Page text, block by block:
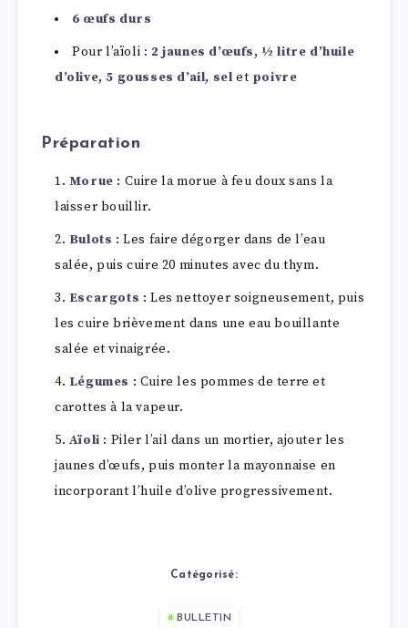
6 œufs durs
Pour l’aïoli : 2 jaunes d’œufs, ½ litre d’huile
d’olive, 5 gousses d’ail, sel et poivre
Préparation
Morue : Cuire la morue à feu doux sans la
laisser bouillir.
Bulots : Les faire dégorger dans de l’eau
salée, puis cuire 20 minutes avec du thym.
Escargots : Les nettoyer soigneusement, puis
les cuire brièvement dans une eau bouillante
salée et vinaigrée.
Légumes : Cuire les pommes de terre et
carottes à la vapeur.
Aïoli : Piler l’ail dans un mortier, ajouter les
jaunes d’œufs, puis monter la mayonnaise en
incorporant l’huile d’olive progressivement.
Catégorisé:
BULLETIN